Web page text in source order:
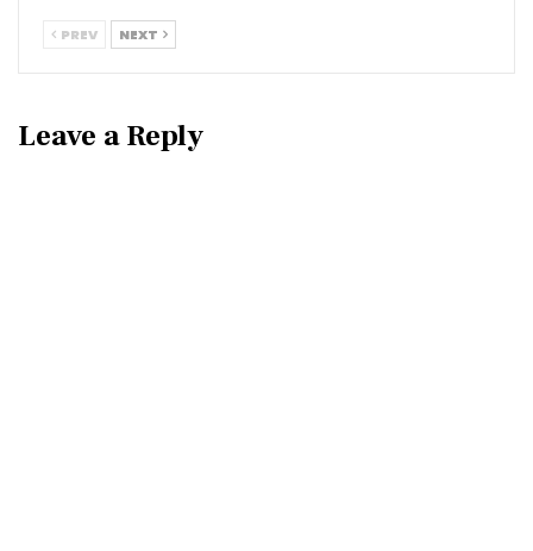
PREV NEXT
Leave a Reply